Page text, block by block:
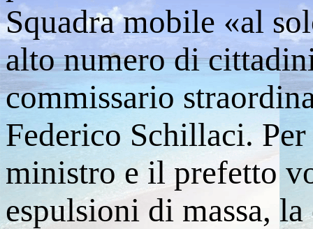
Squadra mobile «al
alto numero di
commissario
Federico Schillaci.
ministro e il prefetto
espulsioni di massa,